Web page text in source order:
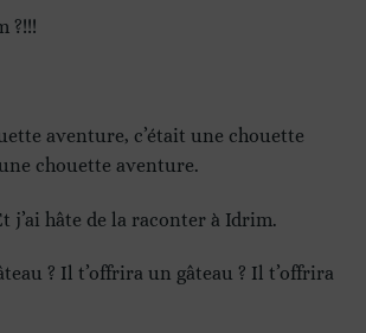
?!!!
aventure, c’était une chouette
chouette aventure.
j’ai hâte de la raconter à Idrim.
? Il t’offrira un gâteau ? Il t’offrira